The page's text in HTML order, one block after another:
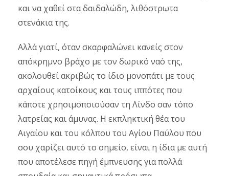
και να χαθεί στα δαιδαλώδη, λιθόστρωτα
στενάκια της.
Αλλά γιατί, όταν σκαρφαλώνει κανείς στον
απόκρημνο βράχο με τον δωρικό ναό της,
ακολουθεί ακριβώς το ίδιο μονοπάτι με τους
αρχαίους κατοίκους και τους ιππότες που
κάποτε χρησιμοποιούσαν τη Λίνδο σαν τόπο
λατρείας και άμυνας. Η εκπληκτική θέα του
Αιγαίου και του κόλπου του Αγίου Παύλου που
σου χαρίζει αυτό το σημείο, είναι η ίδια με αυτή
που αποτέλεσε πηγή έμπνευσης για πολλά